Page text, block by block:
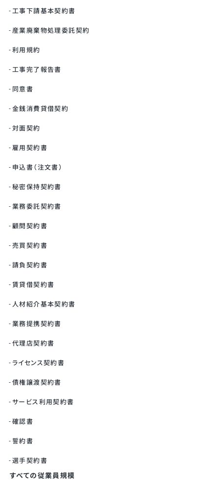
工事下請基本契約書
産業廃棄物処理委託契約
利用規約
工事完了報告書
同意書
金銭消費貸借契約
対面契約
雇用契約書
申込書（注文書）
秘密保持契約書
業務委託契約書
顧問契約書
売買契約書
請負契約書
賃貸借契約書
人材紹介基本契約書
業務提携契約書
代理店契約書
ライセンス契約書
債権譲渡契約書
サービス利用契約書
確認書
誓約書
選手契約書
すべての従業員規模